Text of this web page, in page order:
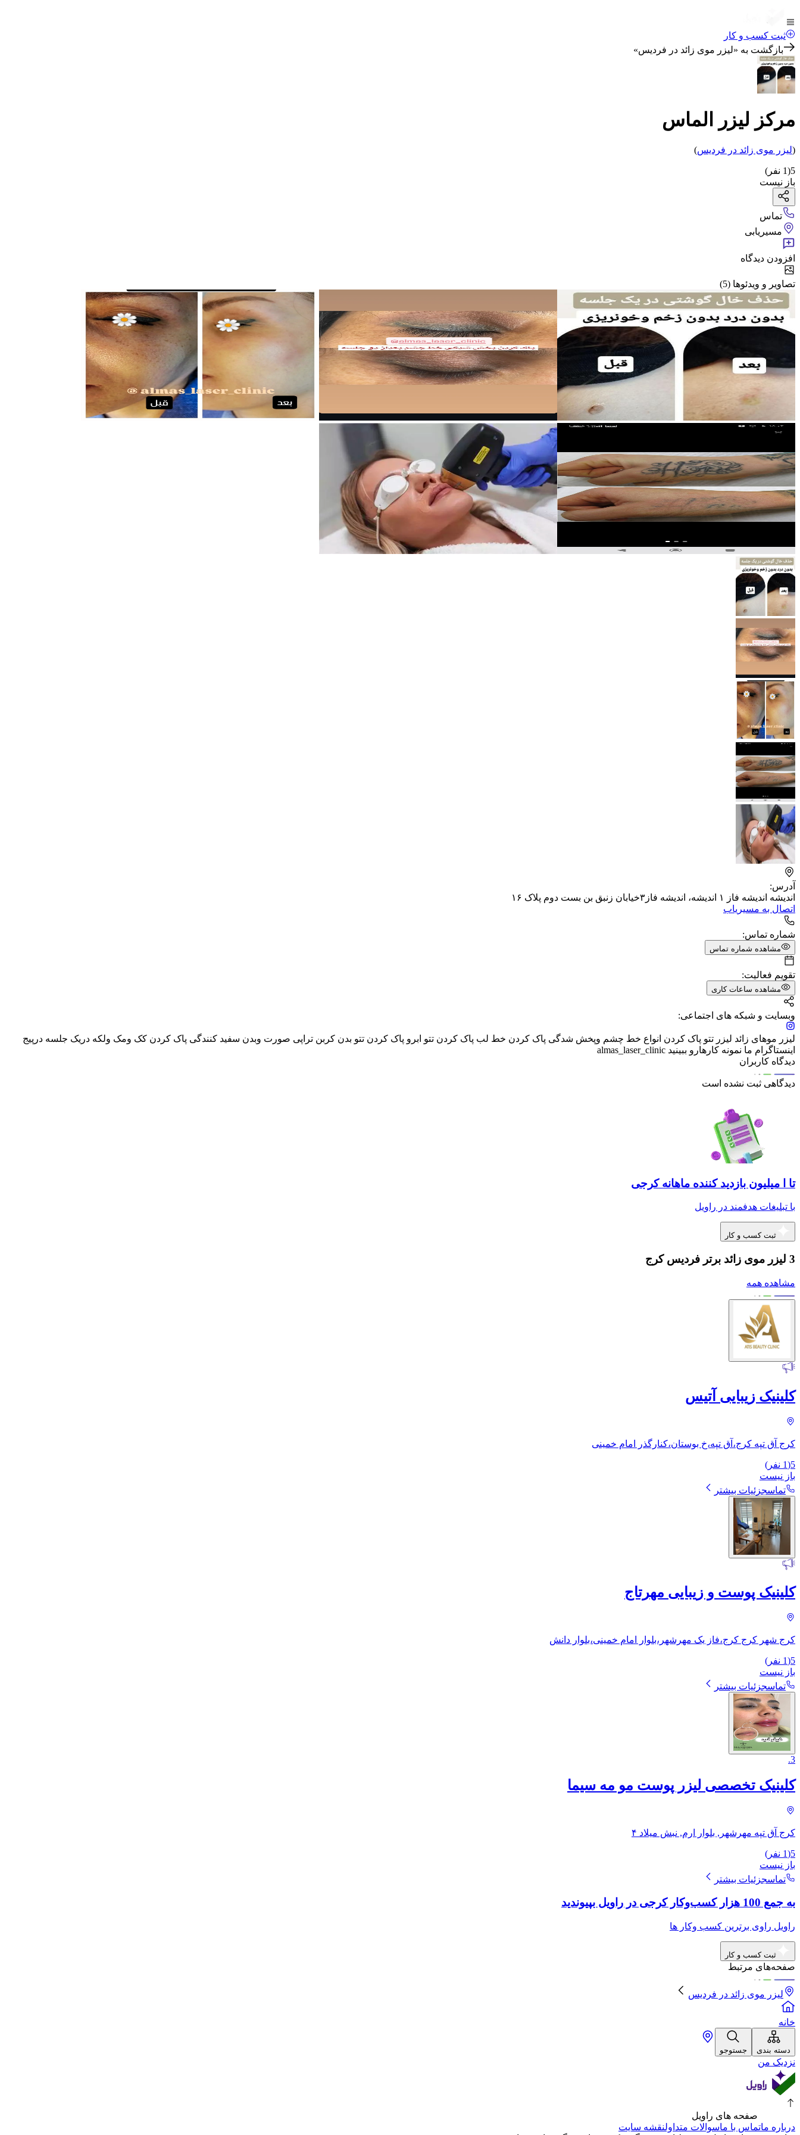
ثبت کسب و کار
بازگشت به «لیزر موی زائد در فردیس»
مرکز لیزر الماس
(لیزر موی زائد در فردیس)
5
(
1 نفر)
باز نیست
تماس
مسیریابی
افزودن دیدگاه
تصاویر و ویدئوها (5)
آدرس:
اندیشه اندیشه فاز ۱ اندیشه، اندیشه فاز۳خیابان زنبق بن بست دوم پلاک ۱۶
اتصال به مسیریاب
شماره تماس:
مشاهده شماره تماس
تقویم فعالیت:
مشاهده ساعات کاری
وبسایت و شبکه های اجتماعی:
لیزر موهای زائد لیزر تتو پاک کردن انواع خط چشم وپخش شدگی پاک کردن خط لب پاک کردن تتو ابرو پاک کردن تتو بدن کربن تراپی صورت وبدن سفید کنندگی پاک کردن کک ومک ولکه دریک جلسه درپیج
اینستاگرام ما نمونه کارهارو ببینید almas_laser_clinic
دیدگاه کاربران
دیدگاهی ثبت نشده است
تا ا میلیون بازدید کننده ماهانه کرجی
با تبلیغات هدفمند در راویل
ثبت کسب و کار
3 لیزر موی زائد برتر فردیس کرج
مشاهده همه
کلینیک زیبایی آتیس
کرج آق تپه کرج،آق تپه،خ بوستان،کنار‌گذر امام خمینی
5
(
1 نفر)
باز نیست
تماسجزئیات بیشتر
کلینیک پوست و زیبایی مهرتاج
کرج شهر کرج کرج،فاز یک مهرشهر،بلوار امام خمینی،بلوار دانش
5
(
1 نفر)
باز نیست
تماسجزئیات بیشتر
3
.
کلینیک تخصصی لیزر پوست مو مه سیما
کرج آق تپه مهرشهر, بلوار ارم, نبش میلاد ۴
5
(
1 نفر)
باز نیست
تماسجزئیات بیشتر
به جمع 100 هزار کسب‌وکار کرجی در راویل بپیوندید
راویل راوی برترین کسب وکار ها
ثبت کسب و کار
صفحه‌های مرتبط
لیزر موی زائد در فردیس
خانه
دسته بندی جستوجو
نزدیک من
صفحه های راویل
درباره ماتماس با ماسوالات متداولنقشه سایت